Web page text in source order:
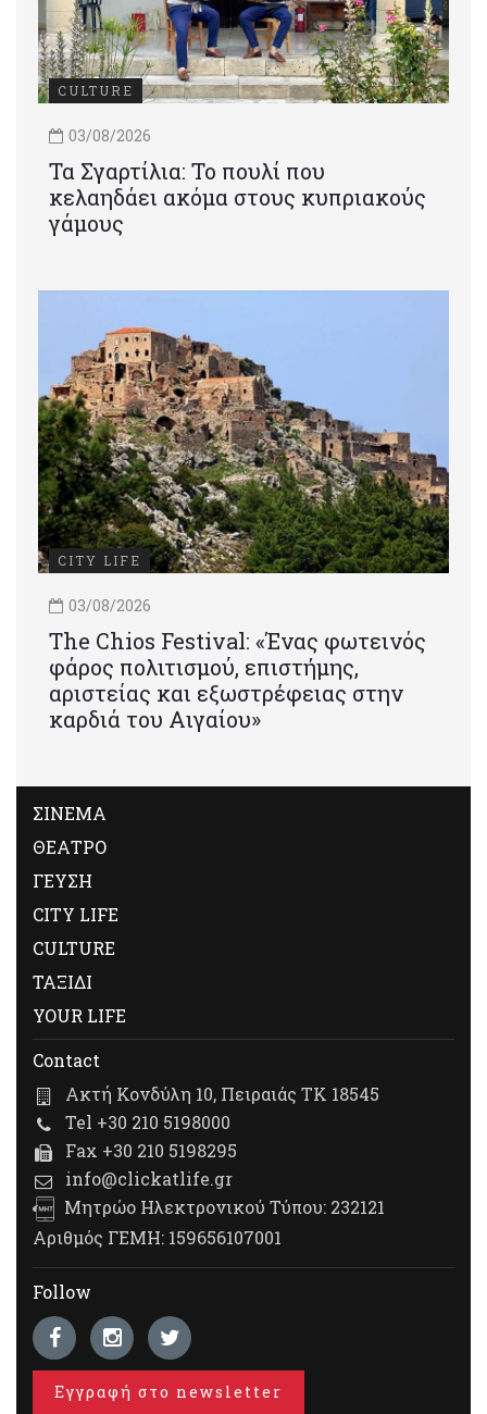
CULTURE
03/08/2026
Τα Σγαρτίλια: Το πουλί που
κελαηδάει ακόμα στους κυπριακούς
γάμους
CITY LIFE
03/08/2026
Τhe Chios Festival: «Ένας φωτεινός
φάρος πολιτισμού, επιστήμης,
αριστείας και εξωστρέφειας στην
καρδιά του Αιγαίου»
ΣΙΝΕΜΑ
ΘΕΑΤΡΟ
ΓΕΥΣΗ
CITY LIFE
CULTURE
ΤΑΞΙΔΙ
YOUR LIFE
Contact
Ακτή Κονδύλη 10, Πειραιάς ΤΚ 18545
Tel +30 210 5198000
Fax +30 210 5198295
info@clickatlife.gr
Μητρώο Ηλεκτρονικού Τύπου: 232121
Αριθμός ΓΕΜΗ: 159656107001
Follow
Εγγραφή στο newsletter